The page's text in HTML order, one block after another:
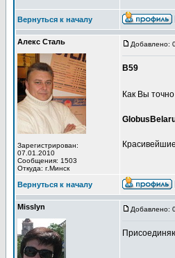
Вернуться к началу
Алекс Сталь
Зарегистрирован:
07.01.2010
Сообщения: 1503
Откуда: г.Минск
Добавлено:
В59
Как Вы
Вернуться к началу
Misslyn Добавлено: